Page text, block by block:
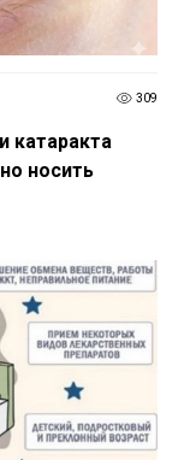
309
катаракта
носить